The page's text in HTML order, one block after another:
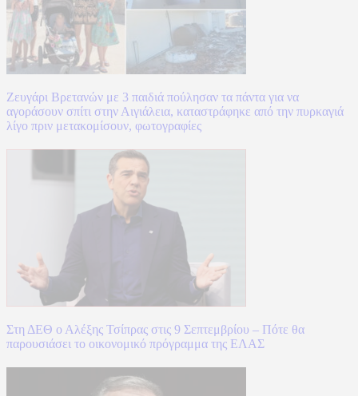
Ζευγάρι Βρετανών με 3 παιδιά πούλησαν τα πάντα για να
αγοράσουν σπίτι στην Αιγιάλεια, καταστράφηκε από την πυρκαγιά
λίγο πριν μετακομίσουν, φωτογραφίες
Στη ΔΕΘ ο Αλέξης Τσίπρας στις 9 Σεπτεμβρίου – Πότε θα
παρουσιάσει το οικονομικό πρόγραμμα της ΕΛΑΣ